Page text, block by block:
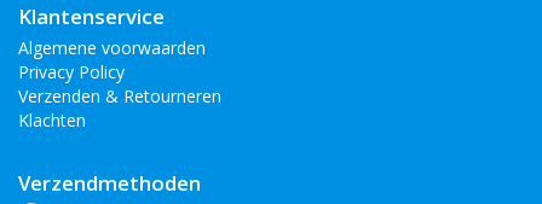
Klantenservice
Algemene voorwaarden
Privacy Policy
Verzenden & Retourneren
Klachten
Verzendmethoden